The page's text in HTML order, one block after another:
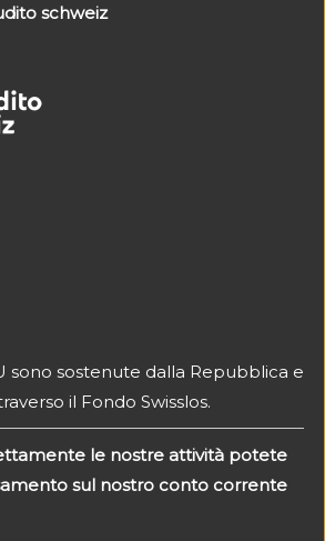
schweiz
sono sostenute dalla Repubblica e
il Fondo Swisslos.
le nostre attività potete
sul nostro conto corrente